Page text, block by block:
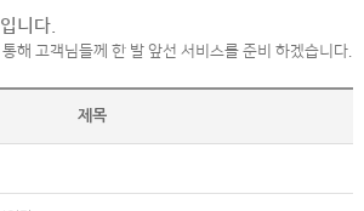
니다.
해 고객님들께 한 발 앞선 서비스를 준비 하겠습니다.
제목